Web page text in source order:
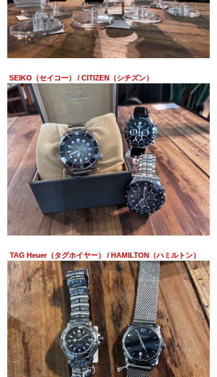
SEIKO（セイコー） / CITIZEN（シチズン）
TAG Heuer（タグホイヤー） / HAMILTON（ハミルトン）